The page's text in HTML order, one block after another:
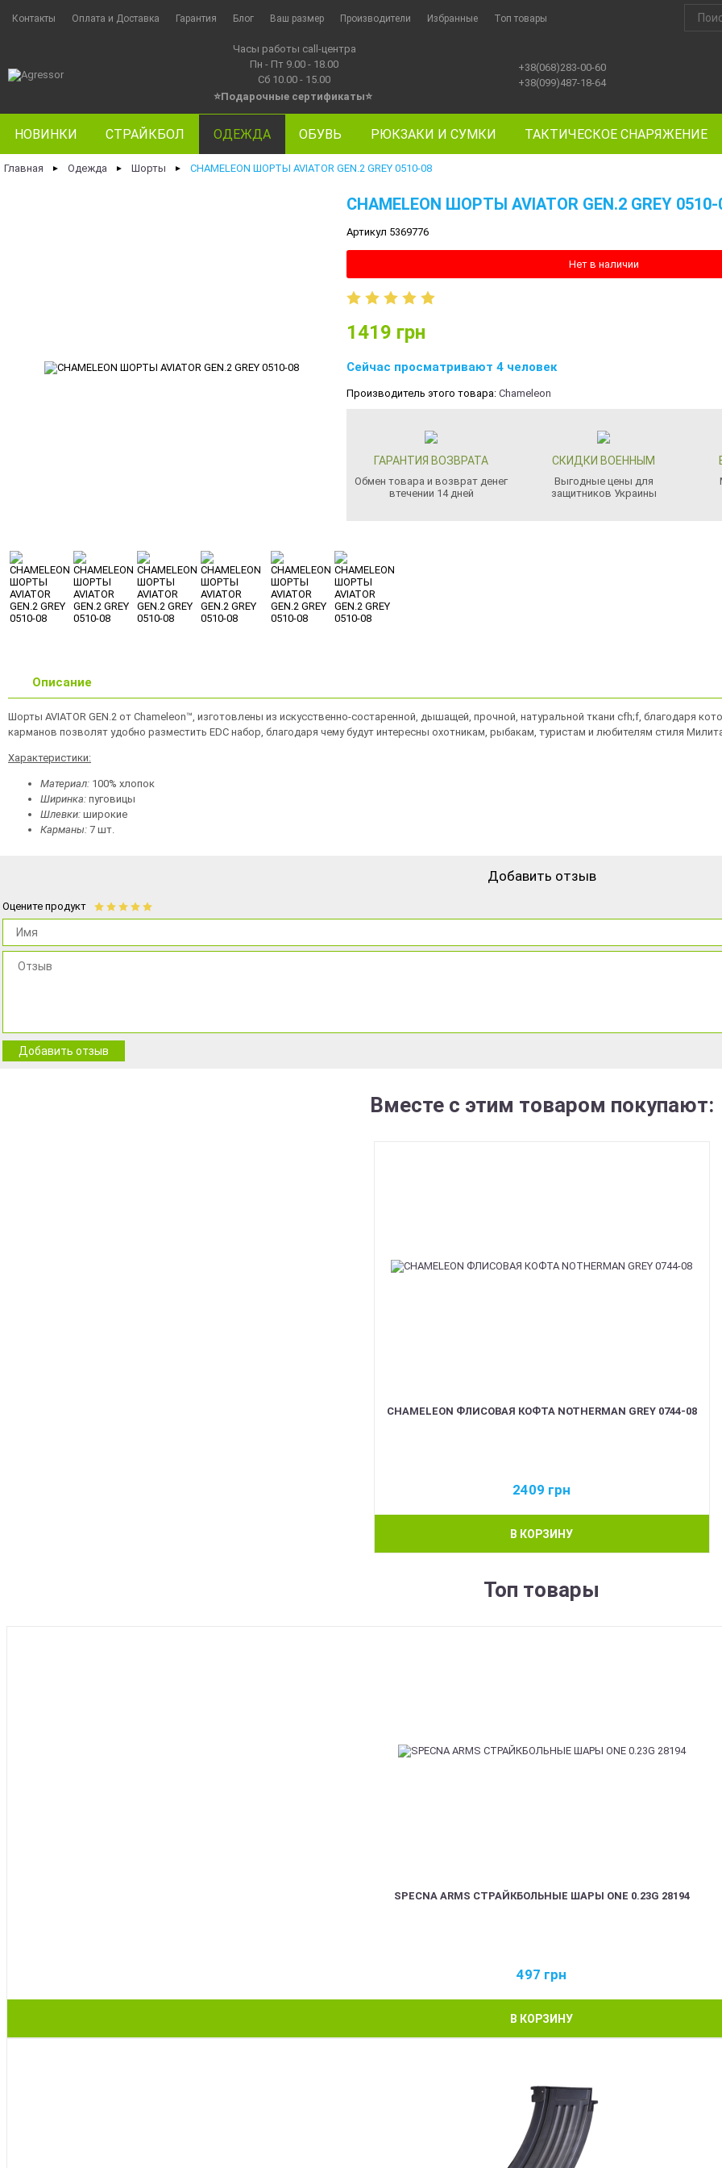
Контакты Оплата и Доставка Гарантия Блог Ваш размер Производители Избранные Топ товары
Часы работы call-центра
Пн - Пт 9.00 - 18.00
Сб 10.00 - 15.00
⭐Подарочные сертификаты⭐
+38(068)283-00-60
+38(099)487-18-64
НОВИНКИ СТРАЙКБОЛ ОДЕЖДА ОБУВЬ РЮКЗАКИ И СУМКИ ТАКТИЧЕСКОЕ СНАРЯЖЕНИЕ
Главная ► Одежда ► Шорты ► CHAMELEON ШОРТЫ AVIATOR GEN.2 GREY 0510-08
CHAMELEON ШОРТЫ AVIATOR GEN.2 GREY 0510-
Артикул 5369776
Нет в наличии
1419 грн
Сейчас просматривают 4 человек
Производитель этого товара: Chameleon
ГАРАНТИЯ ВОЗВРАТА
Обмен товара и возврат денег
втечении 14 дней
СКИДКИ ВОЕННЫМ
Выгодные цены для
защитников Украины
Описание
Шорты AVIATOR GEN.2 от Chameleon™, изготовлены из искусственно-состаренной, дышащей, прочной, натуральной ткани cfh;f, благодаря
карманов позволят удобно разместить EDC набор, благодаря чему будут интересны охотникам, рыбакам, туристам и любителям стиля
Характеристики:
Материал: 100% хлопок
Ширинка: пуговицы
Шлевки: широкие
Карманы: 7 шт.
Добавить отзыв
Оцените продукт
Добавить отзыв
Вместе с этим товаром покупают:
CHAMELEON ФЛИСОВАЯ КОФТА NOTHERMAN GREY 0744-08
2409 грн
В КОРЗИНУ
Топ товары
SPECNA ARMS СТРАЙКБОЛЬНЫЕ ШАРЫ ONE 0.23G 28194
497 грн
В КОРЗИНУ